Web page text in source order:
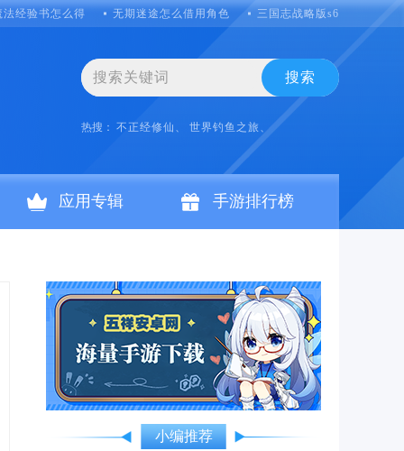
法经验书怎么得 无期迷途怎么借用角色 三国志战略版s6怎么克制吴
搜索
热搜： 不正经修仙、 世界钓鱼之旅、
应用专辑 手游排行榜
小编推荐